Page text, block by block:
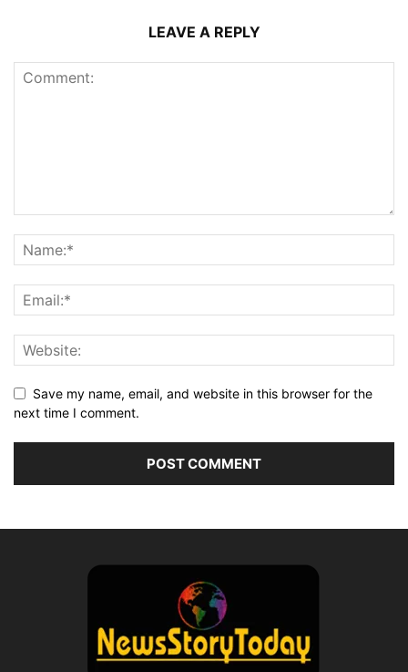
LEAVE A REPLY
Save my name, email, and website in this browser for the
next time I comment.